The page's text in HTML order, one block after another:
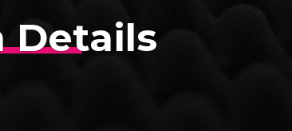
Details